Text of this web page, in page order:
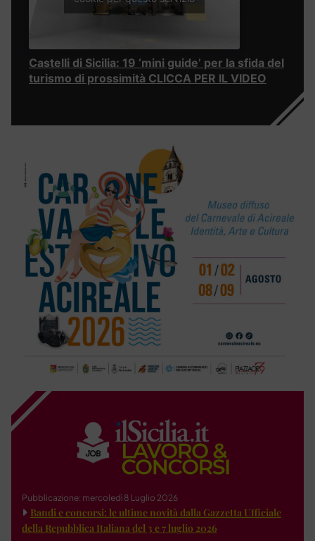
Castelli di Sicilia: 19 ‘mini guide’ per la sfida del
turismo di prossimità CLICCA PER IL VIDEO
Pubblicazione: mercoledì 8 Luglio 2026
Bandi e concorsi: le ultime novità dalla Gazzetta Ufficiale
della Repubblica Italiana del 3 e 7 luglio 2026